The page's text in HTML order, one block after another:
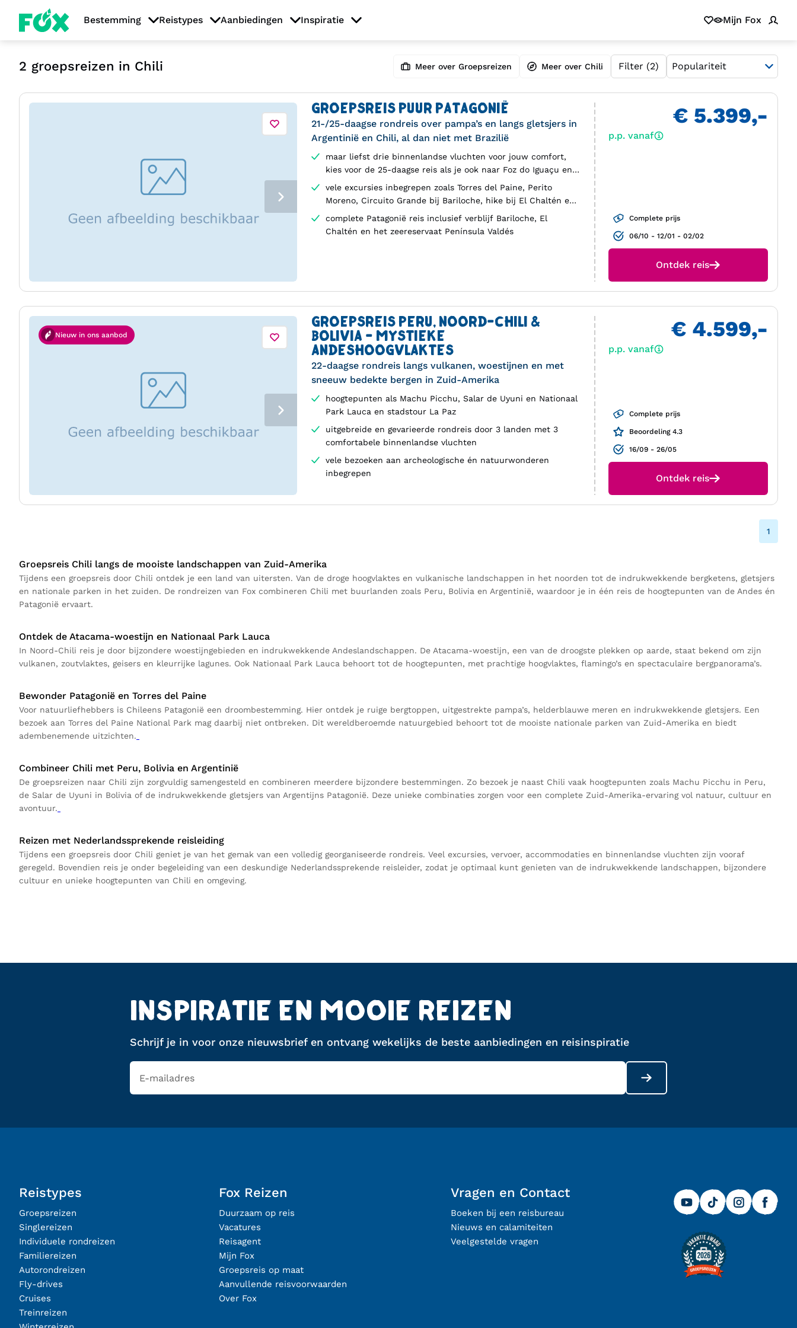
Bestemming Reistypes Aanbiedingen Inspiratie Mijn Fox
2 groepsreizen in Chili Meer over Groepsreizen Meer over Chili Filter (2)
GROEPSREIS PUUR PATAGONIË
21-/25-daagse rondreis over pampa’s en langs gletsjers in
Argentinië en Chili, al dan niet met Brazilië
maar liefst drie binnenlandse vluchten voor jouw comfort,
kies voor de 25-daagse reis als je ook naar Foz do Iguaçu en
Rio de Janeiro wilt
vele excursies inbegrepen zoals Torres del Paine, Perito
Moreno, Circuito Grande bij Bariloche, hike bij El Chaltén en
dagtocht naar Península Valdés
complete Patagonië reis inclusief verblijf Bariloche, El
Chaltén en het zeereservaat Península Valdés
Complete prijs
06/10 - 12/01 - 02/02
€ 5.399,-
p.p. vanaf
Ontdek reis
Nieuw in ons aanbod
GROEPSREIS PERU, NOORD-CHILI &
BOLIVIA - MYSTIEKE
ANDESHOOGVLAKTES
22-daagse rondreis langs vulkanen, woestijnen en met
sneeuw bedekte bergen in Zuid-Amerika
hoogtepunten als Machu Picchu, Salar de Uyuni en Nationaal
Park Lauca en stadstour La Paz
uitgebreide en gevarieerde rondreis door 3 landen met 3
comfortabele binnenlandse vluchten
vele bezoeken aan archeologische én natuurwonderen
inbegrepen
Complete prijs
Beoordeling 4.3
16/09 - 26/05
€ 4.599,-
p.p. vanaf
Ontdek reis
1
Groepsreis Chili langs de mooiste landschappen van Zuid-Amerika
Tijdens een groepsreis door Chili ontdek je een land van uitersten. Van de droge hoogvlaktes en vulkanische landschappen in het noorden tot de indrukwekkende bergketens, gletsjers
en nationale parken in het zuiden. De rondreizen van Fox combineren Chili met buurlanden zoals Peru, Bolivia en Argentinië, waardoor je in één reis de hoogtepunten van de Andes én
Patagonië ervaart.
Ontdek de Atacama-woestijn en Nationaal Park Lauca
In Noord-Chili reis je door bijzondere woestijngebieden en indrukwekkende Andeslandschappen. De Atacama-woestijn, een van de droogste plekken op aarde, staat bekend om zijn
vulkanen, zoutvlaktes, geisers en kleurrijke lagunes. Ook Nationaal Park Lauca behoort tot de hoogtepunten, met prachtige hoogvlaktes, flamingo’s en spectaculaire bergpanorama’s.
Bewonder Patagonië en Torres del Paine
Voor natuurliefhebbers is Chileens Patagonië een droombestemming. Hier ontdek je ruige bergtoppen, uitgestrekte pampa’s, helderblauwe meren en indrukwekkende gletsjers. Een
bezoek aan Torres del Paine National Park mag daarbij niet ontbreken. Dit wereldberoemde natuurgebied behoort tot de mooiste nationale parken van Zuid-Amerika en biedt
adembenemende uitzichten.
Combineer Chili met Peru, Bolivia en Argentinië
De groepsreizen naar Chili zijn zorgvuldig samengesteld en combineren meerdere bijzondere bestemmingen. Zo bezoek je naast Chili vaak hoogtepunten zoals Machu Picchu in Peru,
de Salar de Uyuni in Bolivia of de indrukwekkende gletsjers van Argentijns Patagonië. Deze unieke combinaties zorgen voor een complete Zuid-Amerika-ervaring vol natuur, cultuur en
avontuur.
Reizen met Nederlandssprekende reisleiding
Tijdens een groepsreis door Chili geniet je van het gemak van een volledig georganiseerde rondreis. Veel excursies, vervoer, accommodaties en binnenlandse vluchten zijn vooraf
geregeld. Bovendien reis je onder begeleiding van een deskundige Nederlandssprekende reisleider, zodat je optimaal kunt genieten van de indrukwekkende landschappen, bijzondere
cultuur en unieke hoogtepunten van Chili en omgeving.
INSPIRATIE EN MOOIE REIZEN
Schrijf je in voor onze nieuwsbrief en ontvang wekelijks de beste aanbiedingen en reisinspiratie
Reistypes
Groepsreizen
Singlereizen
Individuele rondreizen
Familiereizen
Autorondreizen
Fly-drives
Cruises
Treinreizen
Fox Reizen
Duurzaam op reis
Vacatures
Reisagent
Mijn Fox
Groepsreis op maat
Aanvullende reisvoorwaarden
Over Fox
Vragen en Contact
Boeken bij een reisbureau
Nieuws en calamiteiten
Veelgestelde vragen